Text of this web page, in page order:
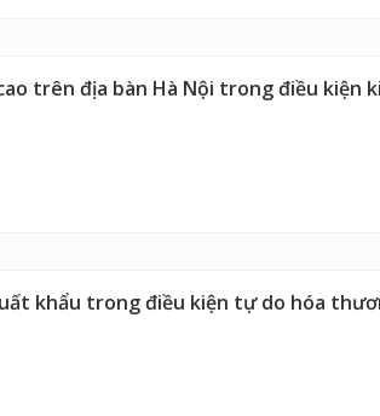
trên địa bàn Hà Nội trong điều kiện
khẩu trong điều kiện tự do hóa